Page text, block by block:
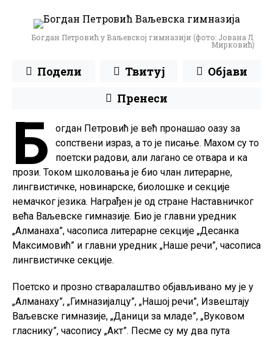
Богдан Петровић у Ваљевској гимназији (фото: Јована Л.
Мирковић)
Подели Твитуј
Објави
Пренеси
Б
огдан Петровић је већ пронашао оазу за
сопствени израз, а то је писање. Махом су то
поетски радови, али лагано се отвара и ка
прози. Током школовања је био члан литерарне,
лингвистичке, новинарске, биолошке и секције
немачког језика. Награђен је од стране Наставничког
већа Ваљевске гимназије. Био је главни уредник
„Алманаха”, часописа литерарне секције „Десанка
Максимовић” и главни уредник „Наше речи”, часописа
лингвистичке секције.
Поетско и прозно стваралаштво објављивано му је у
„Алманаху”, „Гимназијалцу”, „Нашој речи”, Извештају
Ваљевске гимназије, „Даници за младе”, „Вуковом
гласнику”, часопису „Акт”. Песме су му два пута